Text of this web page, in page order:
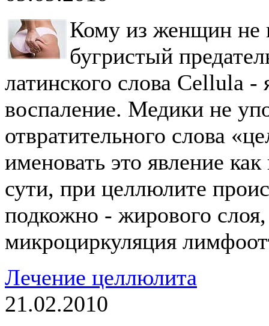
Кому из женщин не
бугристый
латинского слова Cellula
воспаление. Медики не
отвратительного слова
именовать это явление
сути, при целлюлите
подкожно - жирового слоя,
микроциркуляция
Лечение целлюлита
21.02.2010